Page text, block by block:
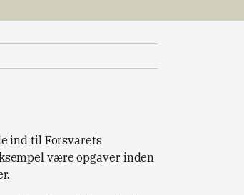
ind til Forsvarets
være opgaver inden